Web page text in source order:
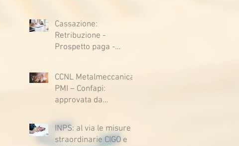
Cassazione:
Retribuzione -
Prospetto paga -
sfavore del datore di
lavoro - Prova legale -
Sussiste. (Cc, articoli
2732, 2734 e 2735)
CCNL Metalmeccanica
PMI – Confapi:
approvata da
l’ipotesi di accordo per
il rinnovo del CCNL
INPS: al via le misure
straordinarie CIGO e